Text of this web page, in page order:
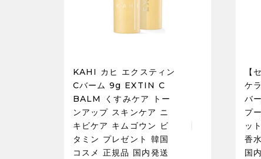
KAHI カヒ エクスティン
Cバーム 9g EXTIN C
BALM くすみケア トー
ンアップ スキンケア ニ
キビケア キムゴウン ビ
タミン プレゼント 韓国
コスメ 正規品 国内発送
【
ケ
バ
プ
ッ
香
国